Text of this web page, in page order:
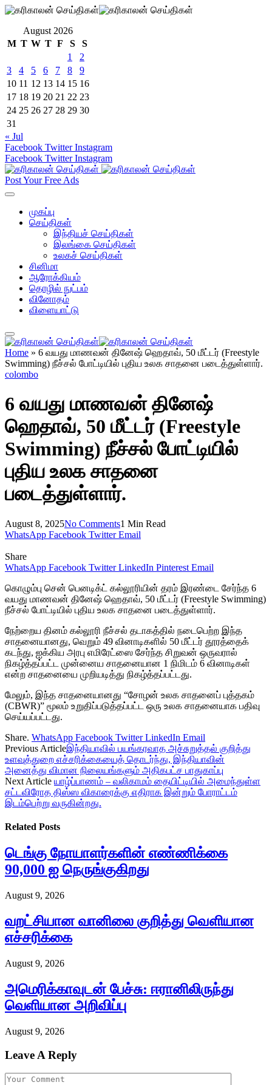
August 2026
M T W T F S
S
1
2
3
4 5 6 7 8
9
10 11 12 13 14 15 16
17 18 19 20 21 22 23
24 25 26 27 28 29 30
31
« Jul
Facebook Twitter Instagram
Facebook Twitter Instagram
Post Your Free Ads
முகப்பு
செய்திகள்
இந்தியச் செய்திகள்
இலங்கை செய்திகள்
உலகச் செய்திகள்
சினிமா
ஆரோக்கியம்
தொழில் நுட்பம்
வினோதம்
விளையாட்டு
Home » 6 வயது மாணவன் தினேஷ் ஹெதாவ், 50 மீட்டர் (Freestyle
Swimming) நீச்சல் போட்டியில் புதிய உலக சாதனை படைத்துள்ளார்.
colombo
6 வயது மாணவன் தினேஷ்
ஹெதாவ், 50 மீட்டர் (Freestyle
Swimming) நீச்சல் போட்டியில்
புதிய உலக சாதனை
படைத்துள்ளார்.
August 8, 2025No Comments1 Min Read
WhatsApp Facebook Twitter Email
Share
WhatsApp Facebook Twitter LinkedIn Pinterest Email
கொழும்பு சென் பெனடிக்ட் கல்லூரியின் தரம் இரண்டை சேர்ந்த 6
வயது மாணவன் தினேஷ் ஹெதாவ், 50 மீட்டர் (Freestyle Swimming)
நீச்சல் போட்டியில் புதிய உலக சாதனை படைத்துள்ளார்.
நேற்றைய தினம் கல்லூரி நீச்சல் தடாகத்தில் நடைபெற்ற இந்த
சாதனையானது, வெறும் 49 வினாடிகளில் 50 மீட்டர் தூரத்தைக்
கடந்து, ஐக்கிய அரபு எமிரேட்ஸை சேர்ந்த சிறுவன் ஒருவரால்
நிகழ்த்தப்பட்ட முன்னைய சாதனையான 1 நிமிடம் 6 வினாடிகள்
என்ற சாதனையை முறியடித்து நிகழ்த்தப்பட்டது.
மேலும், இந்த சாதனையானது “சோழன் உலக சாதனைப் புத்தகம்
(CBWR)” மூலம் உறுதிப்படுத்தப்பட்ட ஒரு உலக சாதனையாக பதிவு
செய்யப்பட்டது.
Share. WhatsApp Facebook Twitter LinkedIn Email
Previous Articleஇந்தியாவில் பயங்கரவாத அச்சுறுத்தல் குறித்து
உளவுத்துறை எச்சரிக்கையைத் தொடர்ந்து, இந்தியாவின்
அனைத்து விமான நிலையங்களும் அதிகபட்ச பாதுகாப்பு
Next Article யாழ்ப்பாணம் – வலிகாமம் தையிட்டியில் அமைந்துள்ள
சட்டவிரோத திஸ்ஸ விகாரைக்கு எதிராக இன்றும் போராட்டம்
இடம்பெற்று வருகின்றது.
Related Posts
டெங்கு நோயாளர்களின் எண்ணிக்கை
90,000 ஐ நெருங்குகிறது
August 9, 2026
வறட்சியான வானிலை குறித்து வௌியான
எச்சரிக்கை
August 9, 2026
அமெரிக்காவுடன் பேச்சு: ஈரானிலிருந்து
வெளியான அறிவிப்பு
August 9, 2026
Leave A Reply